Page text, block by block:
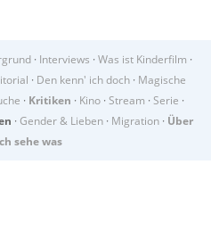
· Interviews · Was ist Kinderfilm ·
· Den kenn' ich doch· Magische
· Kritiken · Kino · Stream · Serie ·
· Gender & Lieben · Migration · Über
sehe was